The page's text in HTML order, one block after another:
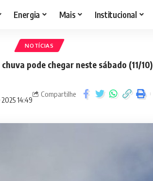
Energia Mais Institucional
NOTÍCIAS
pode chegar neste sábado (11/10)
14:49
Compartilhe